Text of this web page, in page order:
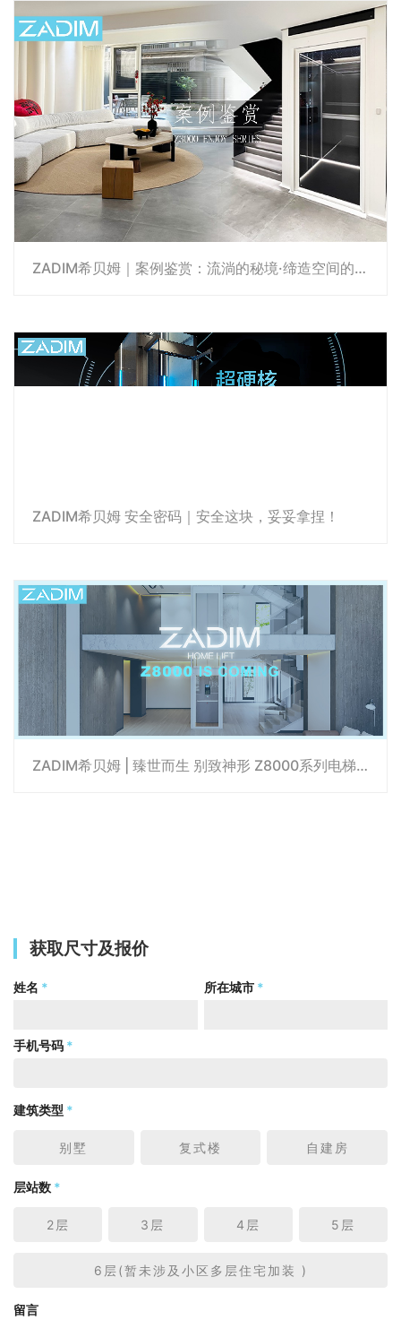
ZADIM希贝姆｜案例鉴赏：流淌的秘境·缔造空间的致享灵感
ZADIM希贝姆 安全密码｜安全这块，妥妥拿捏！
ZADIM希贝姆 | 臻世而生 别致神形 Z8000系列电梯耀世开启！
获取尺寸及报价
姓名 * 所在城市 *
手机号码 *
建筑类型 *
别墅 复式楼 自建房
层站数 *
2层 3层 4层 5层
6层(暂未涉及小区多层住宅加装 )
留言